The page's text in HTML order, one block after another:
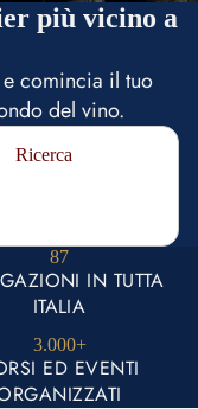
più vicino a
comincia il tuo
del vino.
Ricerca
87
IN TUTTA
ITALIA
3.000+
ED EVENTI